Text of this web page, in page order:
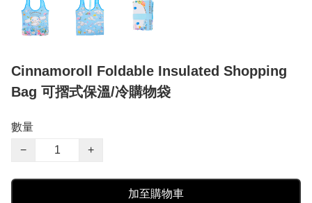
Cinnamoroll Foldable Insulated Shopping
Bag 可摺式保溫/冷購物袋
數量
−
+
加至購物車